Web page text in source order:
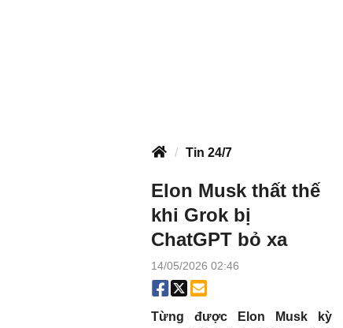
Tin 24/7
Elon Musk thất thế
khi Grok bị
ChatGPT bỏ xa
14/05/2026 02:46
Từng được Elon Musk kỳ